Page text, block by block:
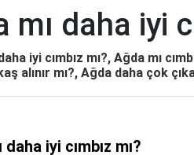
mı daha iyi
iyi cımbız mı?, Ağda mı
alınır mı?, Ağda daha çok
daha iyi cımbız mı?